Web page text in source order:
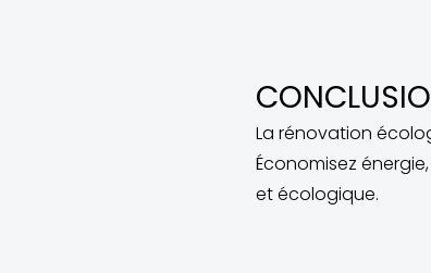
La rénovation
Économisez
et écologique.